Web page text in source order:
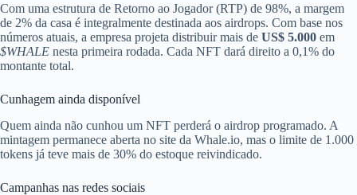
Com uma estrutura de Retorno ao Jogador (RTP) de 98%, a margem
de 2% da casa é integralmente destinada aos airdrops. Com base nos
números atuais, a empresa projeta distribuir mais de US$ 5.000 em
$WHALE nesta primeira rodada. Cada NFT dará direito a 0,1% do
montante total.
Cunhagem ainda disponível
Quem ainda não cunhou um NFT perderá o airdrop programado. A
mintagem permanece aberta no site da Whale.io, mas o limite de 1.000
tokens já teve mais de 30% do estoque reivindicado.
Campanhas nas redes sociais